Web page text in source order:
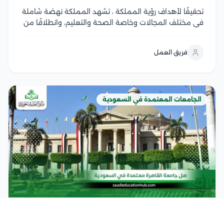
تحقيقًا لأهداف رؤية المملكة ، تشهد المملكة نهضة شاملة
في مختلف المجالات وخاصة الصحة والتعليم، وانطلاقًا من
الطبية والرعاية الصحية المثلى، خاصة على المستوى...
فريق العمل
الجامعات المعتمدة في السعودية